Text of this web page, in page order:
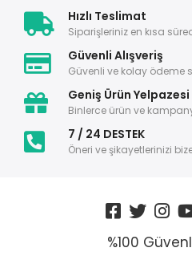
Hızlı Teslimat
Siparişleriniz en kısa
Güvenli Alışveriş
Güvenli ve kolay ödeme
Geniş Ürün Yelpazesi
Binlerce ürün ve
7 / 24 DESTEK
Öneri ve şikayetlerinizi
%100